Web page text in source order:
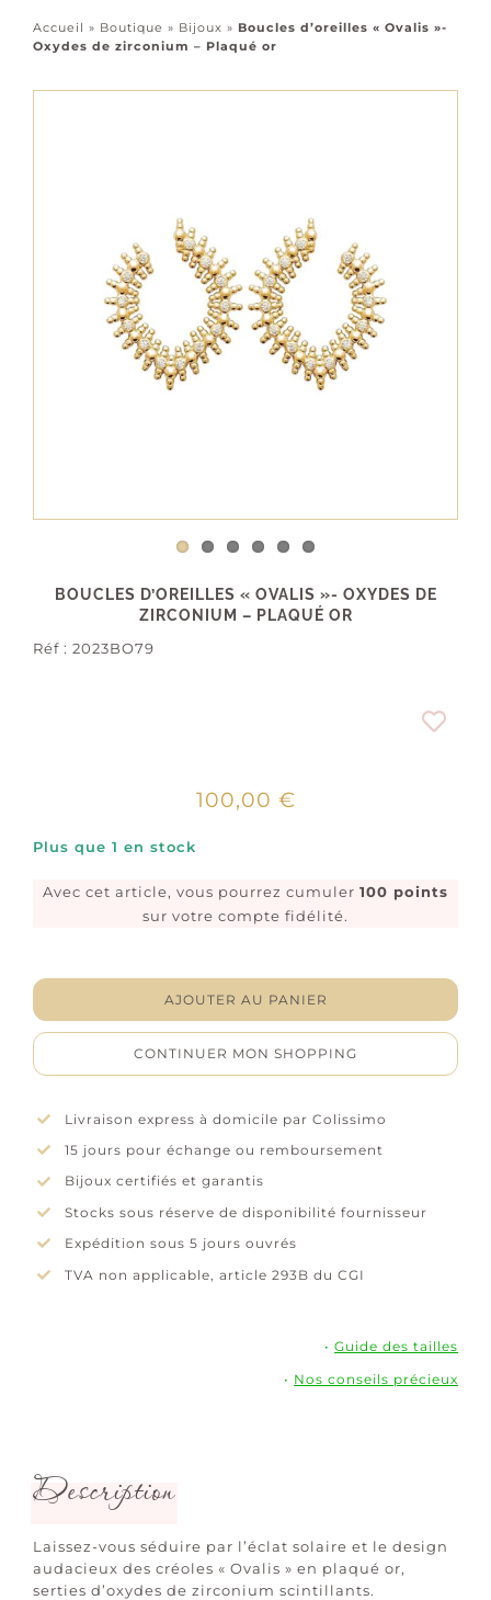
Accessoires
Tous les bijoux
Accueil » Boutique » Bijoux » Boucles d’oreilles « Ovalis »-
Oxydes de zirconium – Plaqué or
BOUCLES D’OREILLES « OVALIS »- OXYDES DE
ZIRCONIUM – PLAQUÉ OR
Réf : 2023BO79
100,00 €
Plus que 1 en stock
Avec cet article, vous pourrez cumuler 100 points
sur votre compte fidélité.
de
Boucles
d'oreilles
Plaqué
or
AJOUTER AU PANIER
CONTINUER MON SHOPPING
Livraison express à domicile par Colissimo
15 jours pour échange ou remboursement
Bijoux certifiés et garantis
Stocks sous réserve de disponibilité fournisseur
Expédition sous 5 jours ouvrés
TVA non applicable, article 293B du CGI
•Guide des tailles
• Nos conseils précieux
Description
Laissez-vous séduire par l’éclat solaire et le design
audacieux des créoles « Ovalis » en plaqué or,
serties d’oxydes de zirconium scintillants.